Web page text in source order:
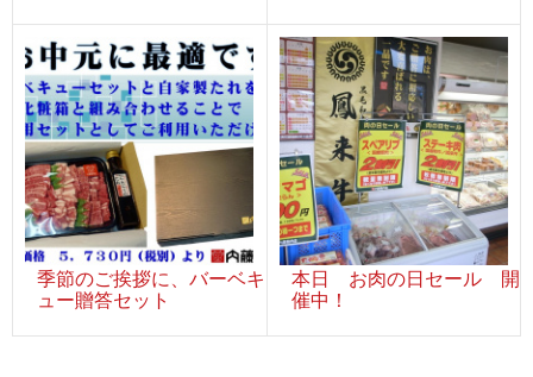
季節のご挨拶に、バーベキ
ュー贈答セット
本日 お肉の日セール 開
催中！